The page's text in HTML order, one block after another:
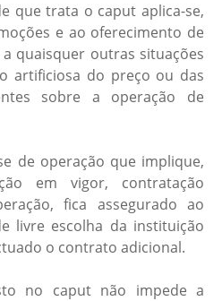
que trata o caput aplica-se,
e ao oferecimento de
quaisquer outras situações
artificiosa do preço ou das
sobre a operação de
de operação que implique,
em vigor, contratação
fica assegurado ao
livre escolha da instituição
o contrato adicional.
no caput não impede a